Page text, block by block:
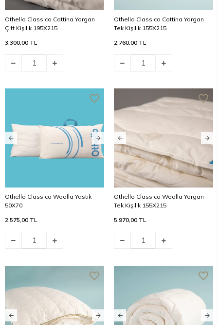
Othello Classico Cottina Yorgan
Çift Kişilik 195X215
3.300,00 TL
Othello Classico Cottina Yorgan
Tek Kişilik 155X215
2.760,00 TL
Othello Classico Woolla Yastık
50X70
2.575,00 TL
Othello Classico Woolla Yorgan
Tek Kişilik 155X215
5.970,00 TL